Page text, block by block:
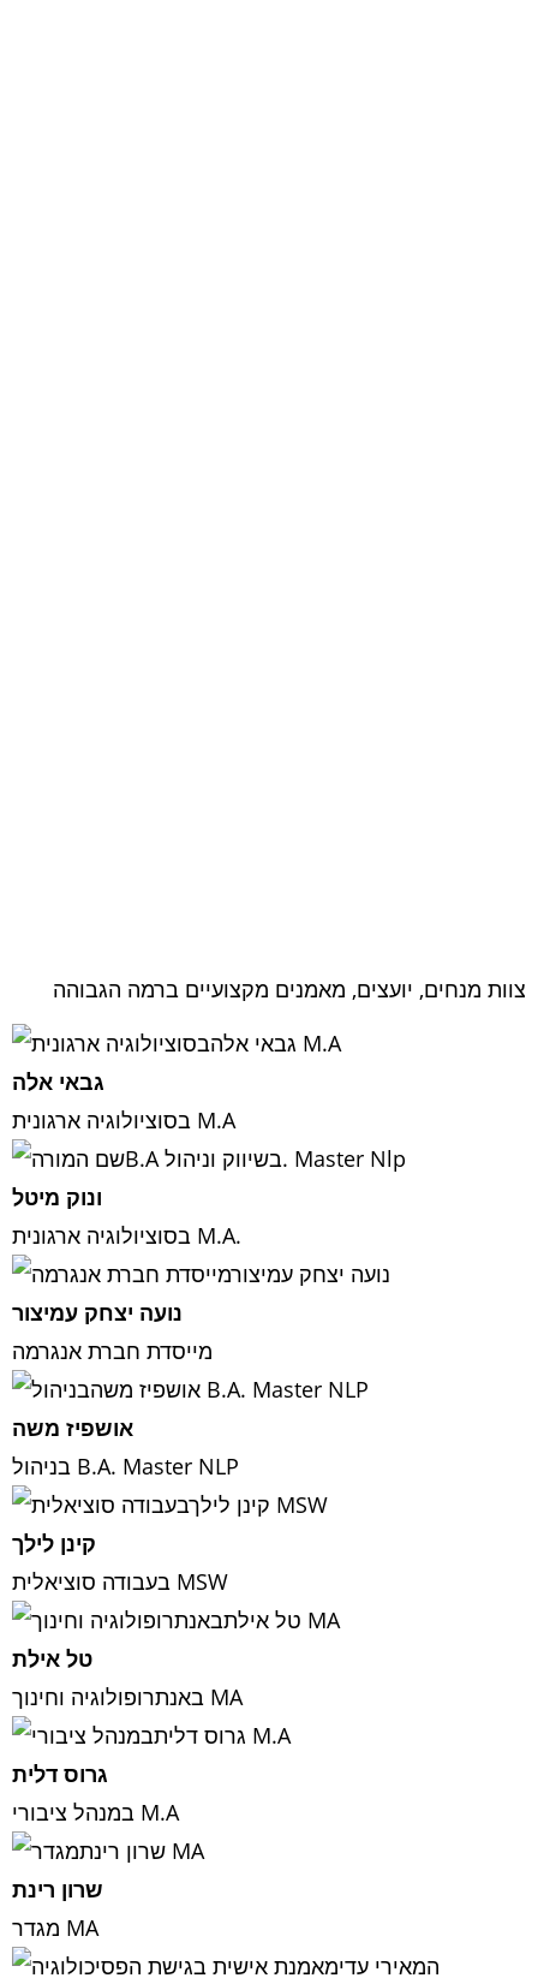
צוות מנחים, יועצים, מאמנים מקצועיים ברמה הגבוהה
גבאי אלה
בסוציולוגיה ארגונית M.A
ונוק מיטל
בסוציולוגיה ארגונית M.A.
נועה יצחק עמיצור
מייסדת חברת אנגרמה
אושפיז משה
בניהול B.A. Master NLP
קינן לילך
בעבודה סוציאלית MSW
טל אילת
באנתרופולוגיה וחינוך MA
גרוס דלית
במנהל ציבורי M.A
שרון רינת
מגדר MA